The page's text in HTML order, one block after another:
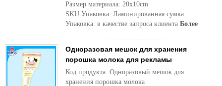
Размер материала: 20x10cm
SKU Упаковка: Ламинированная сумка
Упаковка: в качестве запроса клиента Более
Одноразовая мешок для хранения
порошка молока для рекламы
Код продукта: Одноразовый мешок для
хранения порошка молока